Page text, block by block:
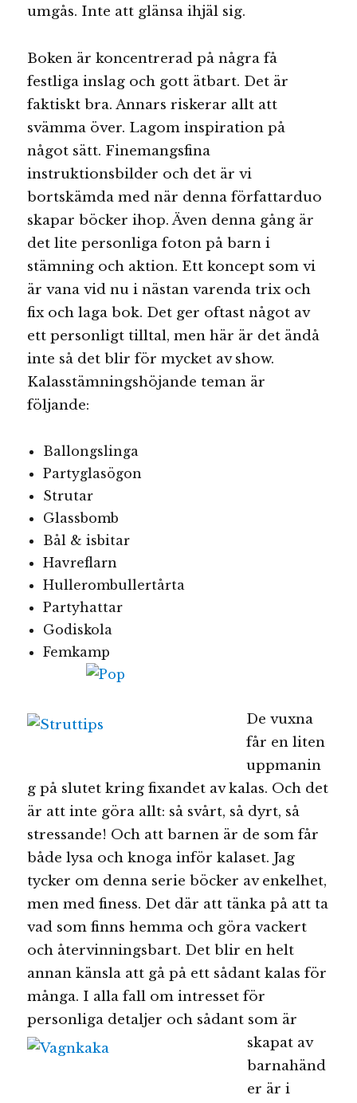
umgås. Inte att glänsa ihjäl sig.
Boken är koncentrerad på några få
festliga inslag och gott ätbart. Det är
faktiskt bra. Annars riskerar allt att
svämma över. Lagom inspiration på
något sätt. Finemangsfina
instruktionsbilder och det är vi
bortskämda med när denna författarduo
skapar böcker ihop. Även denna gång är
det lite personliga foton på barn i
stämning och aktion. Ett koncept som vi
är vana vid nu i nästan varenda trix och
fix och laga bok. Det ger oftast något av
ett personligt tilltal, men här är det ändå
inte så det blir för mycket av show.
Kalasstämningshöjande teman är
följande:
Ballongslinga
Partyglasögon
Strutar
Glassbomb
Bål & isbitar
Havreflarn
Hullerombullertårta
Partyhattar
Godiskola
Femkamp
De vuxna
får en liten
uppmanin
g på slutet kring fixandet av kalas. Och det
är att inte göra allt: så svårt, så dyrt, så
stressande! Och att barnen är de som får
både lysa och knoga inför kalaset. Jag
tycker om denna serie böcker av enkelhet,
men med finess. Det där att tänka på att ta
vad som finns hemma och göra vackert
och återvinningsbart. Det blir en helt
annan känsla att gå på ett sådant kalas för
många. I alla fall om intresset för
personliga detaljer och sådant som är
skapat av
barnahänd
er är i